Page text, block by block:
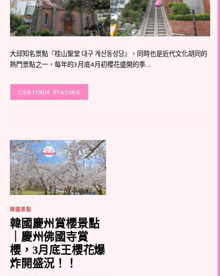
大邱知名景點『桂山聖堂 대구 계산동성당』，同時也是近代文化胡同的
熱門景點之一，每年的3月底4月初櫻花盛開的季…
CONTINUE READING
韓國景點
韓國慶州賞櫻景點
｜慶州佛國寺賞
櫻，3月底王櫻花爆
炸開盛況！！